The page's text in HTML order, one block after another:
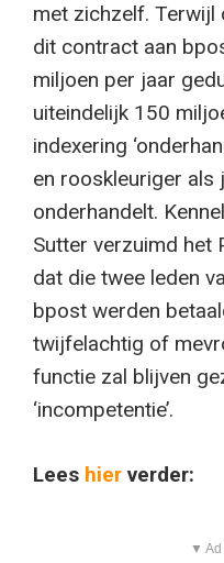
met zichzelf. Terwijl
dit contract aan
miljoen per jaar
uiteindelijk 150
indexering
en rooskleuriger als
onderhandelt.
Sutter verzuimd het
dat die twee leden
bpost werden
twijfelachtig of
functie zal blijven
‘incompetentie’.
Lees hier verder:
▼ Ad